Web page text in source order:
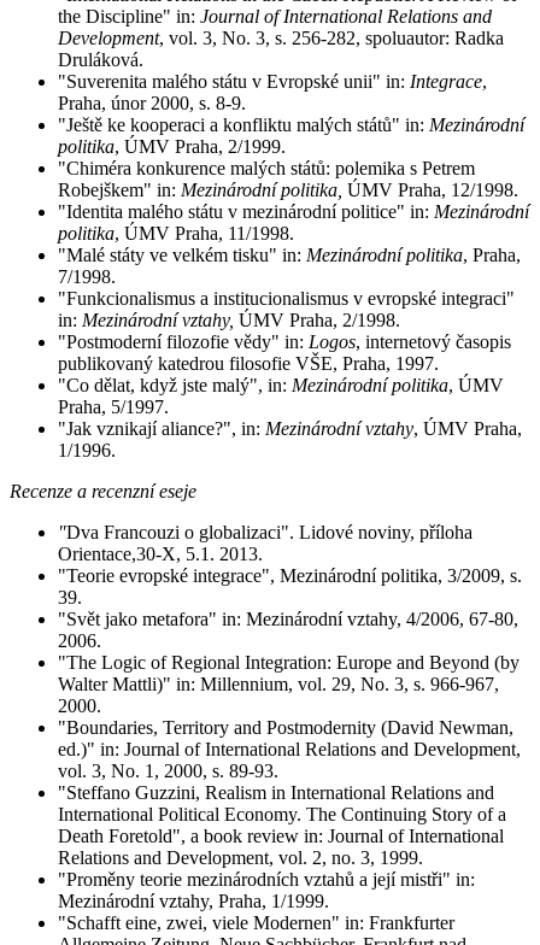
the Discipline" in: Journal of International Relations and
Development, vol. 3, No. 3, s. 256-282, spoluautor: Radka
Druláková.
"Suverenita malého státu v Evropské unii" in: Integrace,
Praha, únor 2000, s. 8-9.
"Ještě ke kooperaci a konfliktu malých států" in: Mezinárodní
politika, ÚMV Praha, 2/1999.
"Chiméra konkurence malých států: polemika s Petrem
Robejškem" in: Mezinárodní politika, ÚMV Praha, 12/1998.
"Identita malého státu v mezinárodní politice" in: Mezinárodní
politika, ÚMV Praha, 11/1998.
"Malé státy ve velkém tisku" in: Mezinárodní politika, Praha,
7/1998.
"Funkcionalismus a institucionalismus v evropské integraci"
in: Mezinárodní vztahy, ÚMV Praha, 2/1998.
"Postmoderní filozofie vědy" in: Logos, internetový časopis
publikovaný katedrou filosofie VŠE, Praha, 1997.
"Co dělat, když jste malý", in: Mezinárodní politika, ÚMV
Praha, 5/1997.
"Jak vznikají aliance?", in: Mezinárodní vztahy, ÚMV Praha,
1/1996.
Recenze a recenzní eseje
"Dva Francouzi o globalizaci". Lidové noviny, příloha
Orientace,30-X, 5.1. 2013.
"Teorie evropské integrace", Mezinárodní politika, 3/2009, s.
39.
"Svět jako metafora" in: Mezinárodní vztahy, 4/2006, 67-80,
2006.
"The Logic of Regional Integration: Europe and Beyond (by
Walter Mattli)" in: Millennium, vol. 29, No. 3, s. 966-967,
2000.
"Boundaries, Territory and Postmodernity (David Newman,
ed.)" in: Journal of International Relations and Development,
vol. 3, No. 1, 2000, s. 89-93.
"Steffano Guzzini, Realism in International Relations and
International Political Economy. The Continuing Story of a
Death Foretold", a book review in: Journal of International
Relations and Development, vol. 2, no. 3, 1999.
"Proměny teorie mezinárodních vztahů a její mistři" in:
Mezinárodní vztahy, Praha, 1/1999.
"Schafft eine, zwei, viele Modernen" in: Frankfurter